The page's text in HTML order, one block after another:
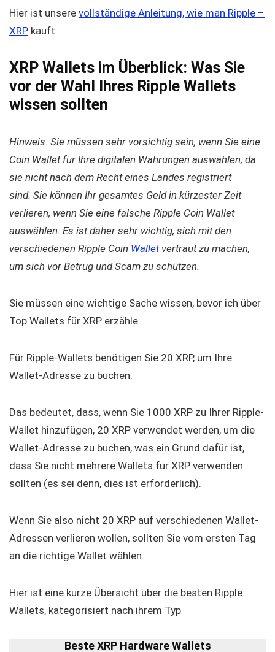
Hier ist unsere vollständige Anleitung, wie man Ripple –
XRP kauft.
XRP Wallets im Überblick: Was Sie
vor der Wahl Ihres Ripple Wallets
wissen sollten
Hinweis: Sie müssen sehr vorsichtig sein, wenn Sie eine
Coin Wallet für Ihre digitalen Währungen auswählen, da
sie nicht nach dem Recht eines Landes registriert
sind. Sie können Ihr gesamtes Geld in kürzester Zeit
verlieren, wenn Sie eine falsche Ripple Coin Wallet
auswählen. Es ist daher sehr wichtig, sich mit den
verschiedenen Ripple Coin Walletvertraut zu machen,
um sich vor Betrug und Scam zu schützen.
Sie müssen eine wichtige Sache wissen, bevor ich über
Top Wallets für XRP erzähle.
Für Ripple-Wallets benötigen Sie 20 XRP, um Ihre
Wallet-Adresse zu buchen.
Das bedeutet, dass, wenn Sie 1000 XRP zu Ihrer Ripple-
Wallet hinzufügen, 20 XRP verwendet werden, um die
Wallet-Adresse zu buchen, was ein Grund dafür ist,
dass Sie nicht mehrere Wallets für XRP verwenden
sollten (es sei denn, dies ist erforderlich).
Wenn Sie also nicht 20 XRP auf verschiedenen Wallet-
Adressen verlieren wollen, sollten Sie vom ersten Tag
an die richtige Wallet wählen.
Hier ist eine kurze Übersicht über die besten Ripple
Wallets, kategorisiert nach ihrem Typ
Beste XRP Hardware Wallets